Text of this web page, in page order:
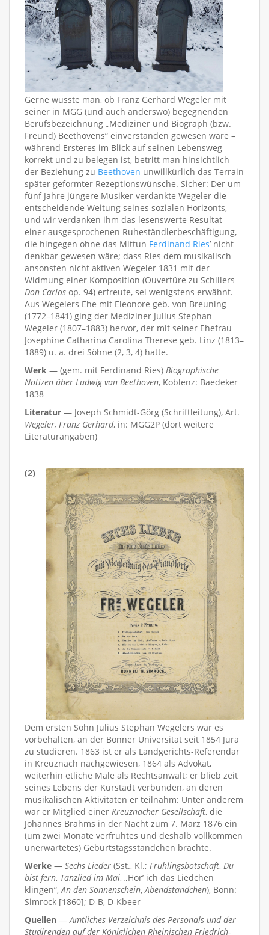
Gerne wüsste man, ob Franz Gerhard Wegeler mit
seiner in MGG (und auch anderswo) begegnenden
Berufsbezeichnung „Mediziner und Biograph (bzw.
Freund) Beethovens“ einverstanden gewesen wäre –
während Ersteres im Blick auf seinen Lebensweg
korrekt und zu belegen ist, betritt man hinsichtlich
der Beziehung zu Beethoven unwillkürlich das Terrain
später geformter Rezeptionswünsche. Sicher: Der um
fünf Jahre jüngere Musiker verdankte Wegeler die
entscheidende Weitung seines sozialen Horizonts,
und wir verdanken ihm das lesenswerte Resultat
einer ausgesprochenen Ruheständlerbeschäftigung,
die hingegen ohne das Mittun Ferdinand Ries’ nicht
denkbar gewesen wäre; dass Ries dem musikalisch
ansonsten nicht aktiven Wegeler 1831 mit der
Widmung einer Komposition (Ouvertüre zu Schillers
Don Carlos op. 94) erfreute, sei wenigstens erwähnt.
Aus Wegelers Ehe mit Eleonore geb. von Breuning
(1772–1841) ging der Mediziner Julius Stephan
Wegeler (1807–1883) hervor, der mit seiner Ehefrau
Josephine Catharina Carolina Therese geb. Linz (1813–
1889) u. a. drei Söhne (2, 3, 4) hatte.
Werk — (gem. mit Ferdinand Ries) Biographische
Notizen über Ludwig van Beethoven, Koblenz: Baedeker
1838
Literatur — Joseph Schmidt-Görg (Schriftleitung), Art.
Wegeler, Franz Gerhard, in: MGG2P (dort weitere
Literaturangaben)
(2)
Dem ersten Sohn Julius Stephan Wegelers war es
vorbehalten, an der Bonner Universität seit 1854 Jura
zu studieren. 1863 ist er als Landgerichts-Referendar
in Kreuznach nachgewiesen, 1864 als Advokat,
weiterhin etliche Male als Rechtsanwalt; er blieb zeit
seines Lebens der Kurstadt verbunden, an deren
musikalischen Aktivitäten er teilnahm: Unter anderem
war er Mitglied einer Kreuznacher Gesellschaft, die
Johannes Brahms in der Nacht zum 7. März 1876 ein
(um zwei Monate verfrühtes und deshalb vollkommen
unerwartetes) Geburtstagsständchen brachte.
Werke — Sechs Lieder (Sst., Kl.; Frühlingsbotschaft, Du
bist fern, Tanzlied im Mai, „Hör’ ich das Liedchen
klingen“,An den Sonnenschein,Abendständchen), Bonn:
Simrock [1860]; D-B, D-Kbeer
Quellen —Amtliches Verzeichnis des Personals und der
Studirenden auf der Königlichen Rheinischen Friedrich-